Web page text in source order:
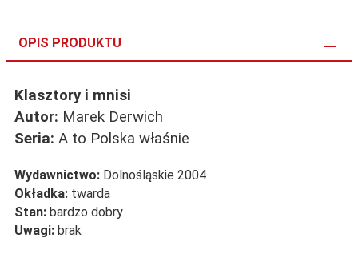
OPIS PRODUKTU
Klasztory i mnisi
Autor: Marek Derwich
Seria: A to Polska właśnie
Wydawnictwo: Dolnośląskie 2004
Okładka: twarda
Stan: bardzo dobry
Uwagi: brak